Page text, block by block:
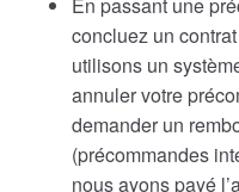
concluez un
utilisons un
annuler votre
demander un
(précommandes
nous ayons payé